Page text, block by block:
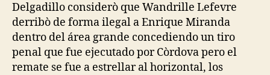
Delgadillo considerò que Wandrille Lefevre
derribò de forma ilegal a Enrique Miranda
dentro del área grande concediendo un tiro
penal que fue ejecutado por Còrdova pero el
remate se fue a estrellar al horizontal, los